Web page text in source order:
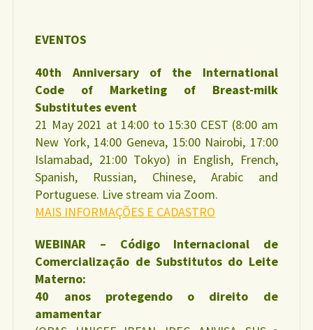
EVENTOS
40th Anniversary of the International
Code of Marketing of Breast-milk
Substitutes event
21 May 2021 at 14:00 to 15:30 CEST (8:00 am
New York, 14:00 Geneva, 15:00 Nairobi, 17:00
Islamabad, 21:00 Tokyo) in English, French,
Spanish, Russian, Chinese, Arabic and
Portuguese. Live stream via Zoom.
MAIS INFORMAÇÕES E CADASTRO
WEBINAR – Código Internacional de
Comercialização de Substitutos do Leite
Materno:
40 anos protegendo o direito de
amamentar